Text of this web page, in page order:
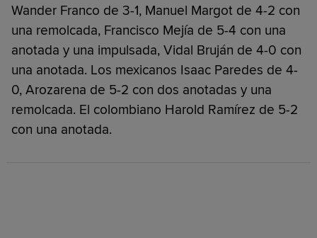
Wander Franco de 3-1, Manuel Margot de 4-2 con
una remolcada, Francisco Mejía de 5-4 con una
anotada y una impulsada, Vidal Bruján de 4-0 con
una anotada. Los mexicanos Isaac Paredes de 4-
0, Arozarena de 5-2 con dos anotadas y una
remolcada. El colombiano Harold Ramírez de 5-2
con una anotada.